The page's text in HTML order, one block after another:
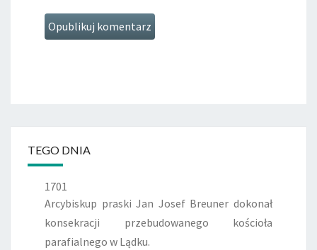
TEGO DNIA
1701
Arcybiskup praski Jan Josef Breuner dokonał
konsekracji przebudowanego kościoła
parafialnego w Lądku.